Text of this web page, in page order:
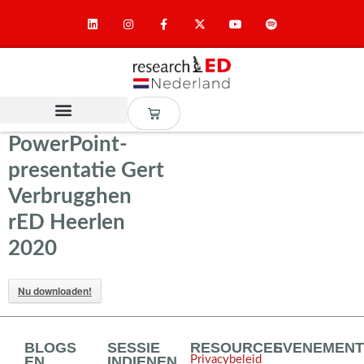
PowerPoint-
presentatie Gert
Verbrugghen
rED Heerlen
2020
Nu downloaden!
BLOGS
SESSIE
RESOURCES
Privacybeleid